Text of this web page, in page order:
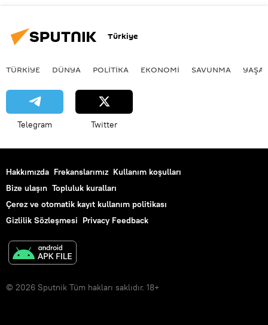
Türkiye
TÜRKIYE DÜNYA POLİTİKA EKONOMİ SAVUNMA
Telegram Twitter
Hakkımızda Frekanslarımız Kullanım koşulları
Bize ulaşın Topluluk kuralları
Çerez ve otomatik kayıt kullanım politikası
Gizlilik Sözleşmesi Privacy Feedback
© 2026 Sputnik Tüm hakları saklıdır. 18+